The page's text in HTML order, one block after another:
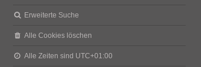
Erweiterte Suche
Alle Cookies löschen
Alle Zeiten sind UTC+01:00